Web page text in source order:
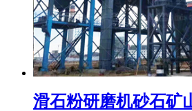
滑石粉研磨机砂石矿